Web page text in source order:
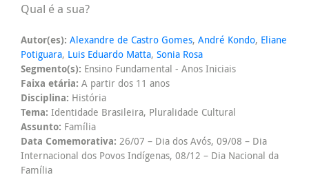
Qual é a sua?
Autor(es): Alexandre de Castro Gomes, André Kondo, Eliane
Potiguara, Luis Eduardo Matta, Sonia Rosa
Segmento(s): Ensino Fundamental - Anos Iniciais
Faixa etária: A partir dos 11 anos
Disciplina: História
Tema: Identidade Brasileira, Pluralidade Cultural
Assunto: Família
Data Comemorativa: 26/07 – Dia dos Avós, 09/08 – Dia
Internacional dos Povos Indígenas, 08/12 – Dia Nacional da
Família